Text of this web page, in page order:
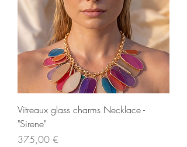
Vitreaux glass charms Necklace -
"Sirene"
Precio
375,00 €